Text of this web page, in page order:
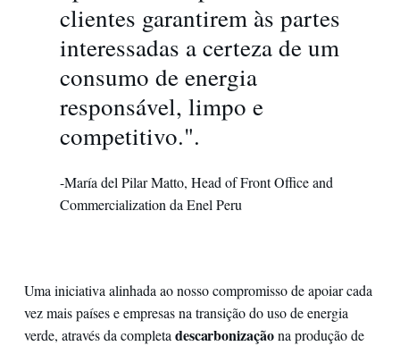
clientes garantirem às partes
interessadas a certeza de um
consumo de energia
responsável, limpo e
competitivo.".
-María del Pilar Matto, Head of Front Office and
Commercialization da Enel Peru
Uma iniciativa alinhada ao nosso compromisso de apoiar cada
vez mais países e empresas na transição do uso de energia
verde, através da completa descarbonizaçãona produção de